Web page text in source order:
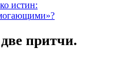
истин:
притчи.